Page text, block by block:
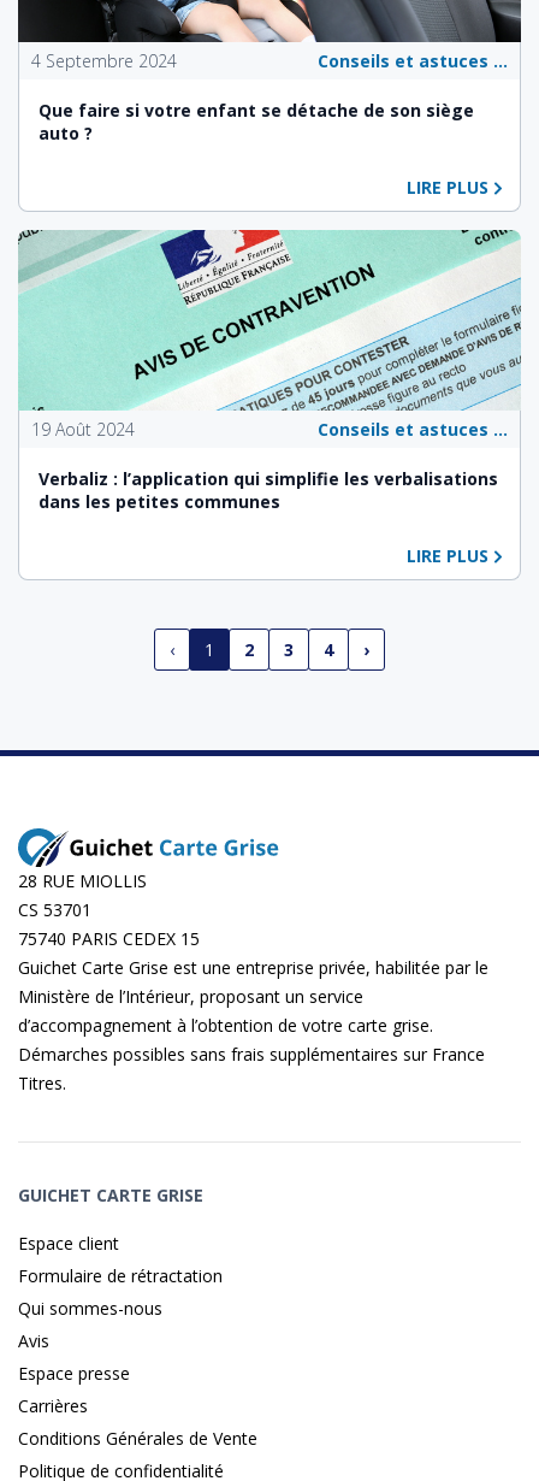
4 Septembre 2024 Conseils et astuces pour les propriétaires de véhicules
Que faire si votre enfant se détache de son siège
auto ?
LIRE PLUS
19 Août 2024 Conseils et astuces pour les propriétaires de véhicules
Verbaliz : l’application qui simplifie les verbalisations
dans les petites communes
LIRE PLUS
‹ 1 2 3 4 ›
28 RUE MIOLLIS
CS 53701
75740 PARIS CEDEX 15
Guichet Carte Grise est une entreprise privée, habilitée par le
Ministère de l’Intérieur, proposant un service
d’accompagnement à l’obtention de votre carte grise.
Démarches possibles sans frais supplémentaires sur France
Titres.
GUICHET CARTE GRISE
Espace client
Formulaire de rétractation
Qui sommes-nous
Avis
Espace presse
Carrières
Conditions Générales de Vente
Politique de confidentialité